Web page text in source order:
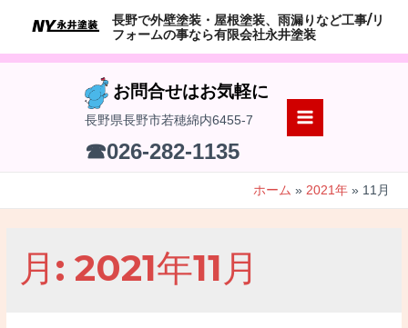
テ
長野で外壁塗装・屋根塗装、雨漏りなど工事/リ
フォームの事なら有限会社永井塗装
お問合せはお気軽に
長野県長野市若穂綿内6455-7
☎026-282-1135
MAIN
ホーム 2021年 11月
月:2021年11月